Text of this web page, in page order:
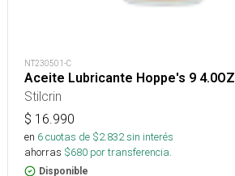
NT230501-C
Aceite Lubricante Hoppe's 9 4.0OZ
Stilcrin
$ 16.990
en 6cuotas de $2.832sin interés
ahorras $680 por transferencia.
Disponible